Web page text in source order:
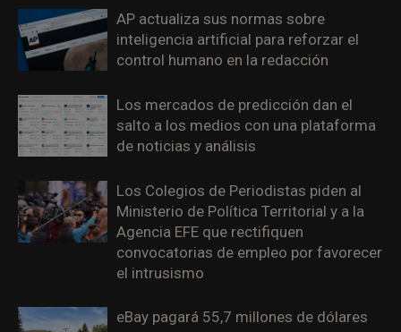
AP actualiza sus normas sobre
inteligencia artificial para reforzar el
control humano en la redacción
Los mercados de predicción dan el
salto a los medios con una plataforma
de noticias y análisis
Los Colegios de Periodistas piden al
Ministerio de Política Territorial y a la
Agencia EFE que rectifiquen
convocatorias de empleo por favorecer
el intrusismo
eBay pagará 55,7 millones de dólares